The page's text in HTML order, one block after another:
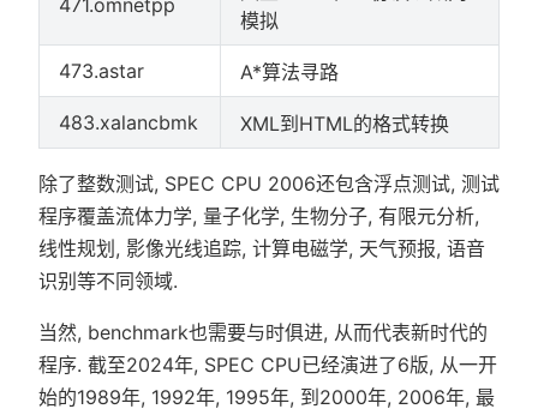
模拟
473.astar A*算法寻路
483.xalancbmk XML到HTML的格式转换
除了整数测试, SPEC CPU 2006还包含浮点测试, 测试
程序覆盖流体力学, 量子化学, 生物分子, 有限元分析,
线性规划, 影像光线追踪, 计算电磁学, 天气预报, 语音
识别等不同领域.
当然, benchmark也需要与时俱进, 从而代表新时代的
程序. 截至2024年, SPEC CPU已经演进了6版, 从一开
始的1989年, 1992年, 1995年, 到2000年, 2006年, 最